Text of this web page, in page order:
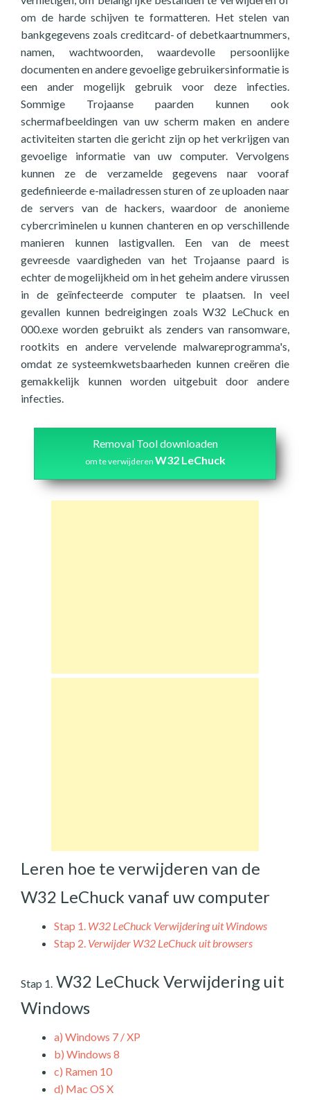
om de harde schijven te formatteren. Het stelen van
bankgegevens zoals creditcard- of debetkaartnummers,
namen, wachtwoorden, waardevolle persoonlijke
documenten en andere gevoelige gebruikersinformatie is
een ander mogelijk gebruik voor deze infecties.
Sommige Trojaanse paarden kunnen ook
schermafbeeldingen van uw scherm maken en andere
activiteiten starten die gericht zijn op het verkrijgen van
gevoelige informatie van uw computer. Vervolgens
kunnen ze de verzamelde gegevens naar vooraf
gedefinieerde e-mailadressen sturen of ze uploaden naar
de servers van de hackers, waardoor de anonieme
cybercriminelen u kunnen chanteren en op verschillende
manieren kunnen lastigvallen. Een van de meest
gevreesde vaardigheden van het Trojaanse paard is
echter de mogelijkheid om in het geheim andere virussen
in de geïnfecteerde computer te plaatsen. In veel
gevallen kunnen bedreigingen zoals W32 LeChuck en
000.exe worden gebruikt als zenders van ransomware,
rootkits en andere vervelende malwareprogramma's,
omdat ze systeemkwetsbaarheden kunnen creëren die
gemakkelijk kunnen worden uitgebuit door andere
infecties.
Removal Tool downloaden
om te verwijderen W32 LeChuck
Leren hoe te verwijderen van de
W32 LeChuck vanaf uw computer
Stap 1. W32 LeChuck Verwijdering uit Windows
Stap 2. Verwijder W32 LeChuck uit browsers
Stap 1. W32 LeChuck Verwijdering uit
Windows
a) Windows 7 / XP
b) Windows 8
c) Ramen 10
d) Mac OS X